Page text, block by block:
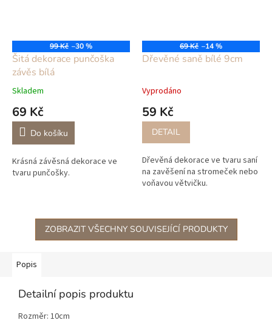
99 Kč –30 %
Šitá dekorace punčoška
závěs bílá
Skladem
69 Kč
Do košíku
Krásná závěsná dekorace ve
tvaru punčošky.
69 Kč –14 %
Dřevěné saně bílé 9cm
Vyprodáno
59 Kč
DETAIL
Dřevěná dekorace ve tvaru saní
na zavěšení na stromeček nebo
voňavou větvičku.
ZOBRAZIT VŠECHNY SOUVISEJÍCÍ PRODUKTY
Popis
Detailní popis produktu
Rozměr: 10cm